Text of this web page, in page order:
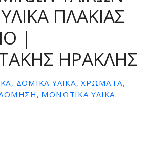
ΠΛΑΚΙΑΣ
|
ΗΡΑΚΛΗΣ
ΔΟΜΙΚΆ ΥΛΙΚΆ, ΧΡΏΜΑΤΑ,
ΜΟΝΩΤΙΚΆ ΥΛΙΚΆ.